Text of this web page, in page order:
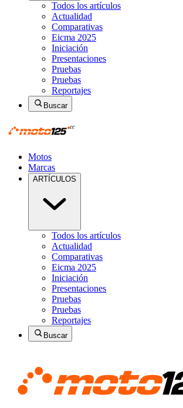
Todos los artículos
Actualidad
Comparativas
Eicma 2025
Iniciación
Presentaciones
Pruebas
Pruebas
Reportajes
Buscar
Motos
Marcas
ARTÍCULOS
Todos los artículos
Actualidad
Comparativas
Eicma 2025
Iniciación
Presentaciones
Pruebas
Pruebas
Reportajes
Buscar